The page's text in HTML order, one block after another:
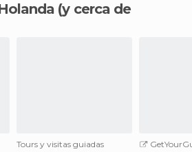
(y cerca de
Tours y visitas guiadas